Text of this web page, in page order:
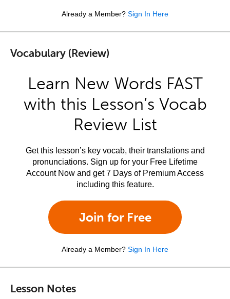
Already a Member? Sign In Here
Vocabulary (Review)
Learn New Words FAST
with this Lesson’s Vocab
Review List
Get this lesson’s key vocab, their translations and
pronunciations. Sign up for your Free Lifetime
Account Now and get 7 Days of Premium Access
including this feature.
Join for Free
Already a Member? Sign In Here
Lesson Notes